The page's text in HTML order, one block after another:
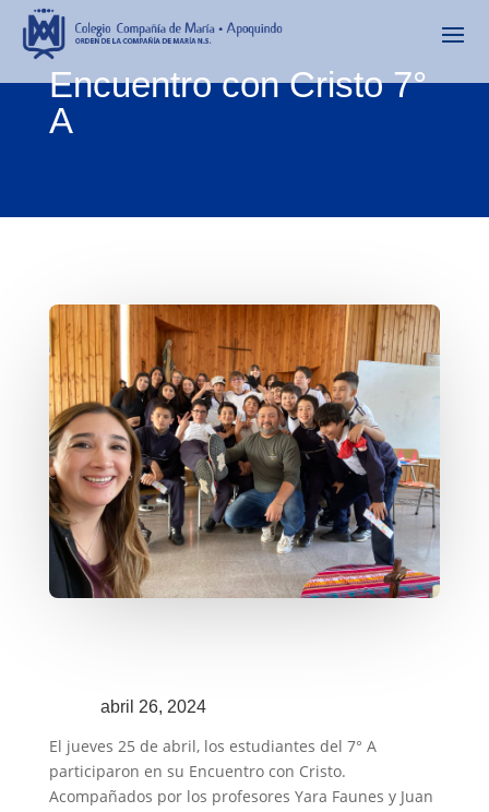
Encuentro con Cristo 7°
A
abril 26, 2024
El jueves 25 de abril, los estudiantes del 7° A
participaron en su Encuentro con Cristo.
Acompañados por los profesores Yara Faunes y Juan